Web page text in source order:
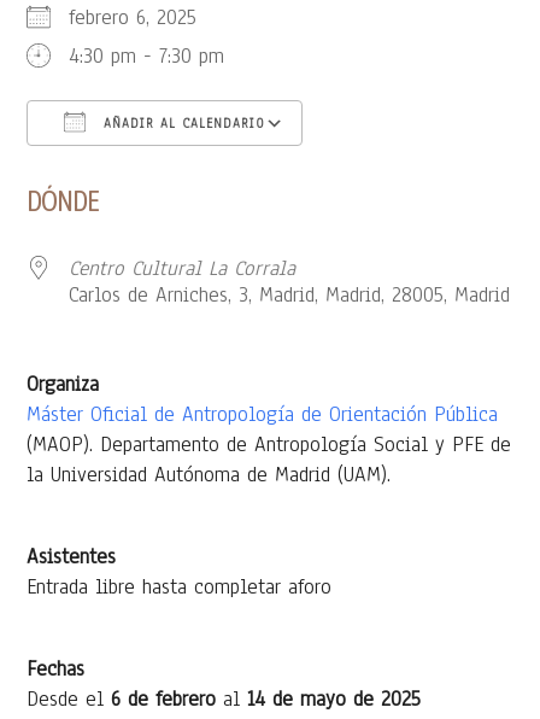
febrero 6, 2025
4:30 pm - 7:30 pm
AÑADIR AL CALENDARIO
DÓNDE
Centro Cultural La Corrala
Carlos de Arniches, 3, Madrid, Madrid, 28005, Madrid
Organiza
Máster Oficial de Antropología de Orientación Pública
(MAOP). Departamento de Antropología Social y PFE de
la Universidad Autónoma de Madrid (UAM).
Asistentes
Entrada libre hasta completar aforo
Fechas
Desde el6 de febrero al14 de mayo de 2025